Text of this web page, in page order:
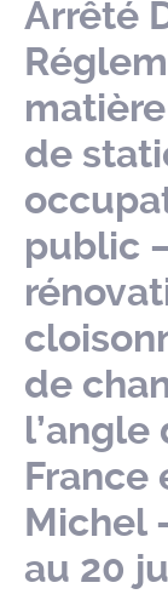
Arrêté
de
public
de
France
Michel
au 20